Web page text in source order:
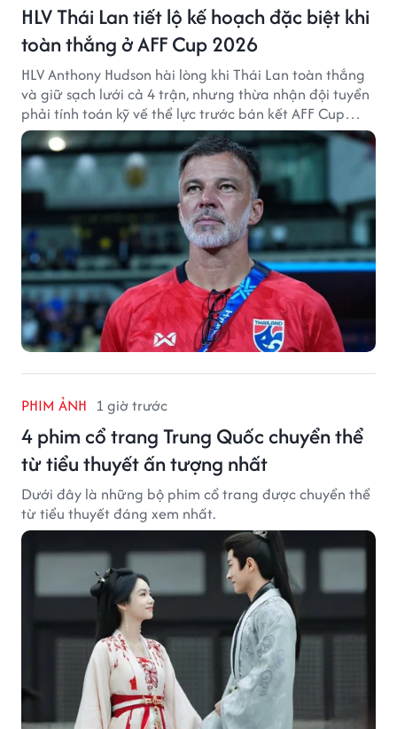
HLV Thái Lan tiết lộ kế hoạch đặc biệt khi
toàn thắng ở AFF Cup 2026
HLV Anthony Hudson hài lòng khi Thái Lan toàn thắng
và giữ sạch lưới cả 4 trận, nhưng thừa nhận đội tuyển
phải tính toán kỹ về thể lực trước bán kết AFF Cup
2026.
PHIM ẢNH 1 giờ trước
4 phim cổ trang Trung Quốc chuyển thể
từ tiểu thuyết ấn tượng nhất
Dưới đây là những bộ phim cổ trang được chuyển thể
từ tiểu thuyết đáng xem nhất.